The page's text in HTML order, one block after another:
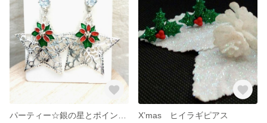
X’mas ヒイラギピアス